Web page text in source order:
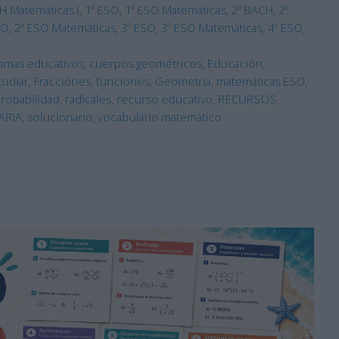
Matemáticas I, 1º ESO, 1º ESO Matemáticas, 2º BACH, 2º
, 2º ESO Matemáticas, 3º ESO, 3º ESO Matemáticas, 4º ESO,
educativos, cuerpos geométricos, Educación,
, Fracciones, funciones, Geometría, matemáticas ESO,
, radicales, recurso educativo, RECURSOS,
, solucionario, vocabulario matemático